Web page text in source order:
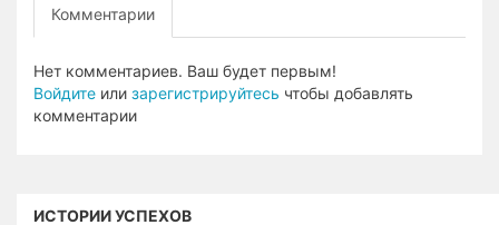
Комментарии
Нет комментариев. Ваш будет первым!
Войдите или зарегистрируйтесь чтобы добавлять
комментарии
ИСТОРИИ УСПЕХОВ